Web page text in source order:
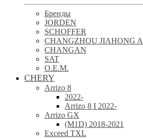
Бренды
JORDEN
SCHOFFER
CHANGZHOU JIAHONG
CHANGAN
SAT
O.E.M.
CHERY
Arrizo 8
2022-
Arrizo 8 I 2022-
Arrizo GX
(M1D) 2018-2021
Exceed TXL